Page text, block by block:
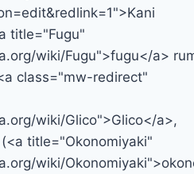
title="Fugu"
wiki/Fugu">fugu</a>
class="mw-redirect"
wiki/Glico">Glico</a>,
title="Okonomiyaki"
wiki/